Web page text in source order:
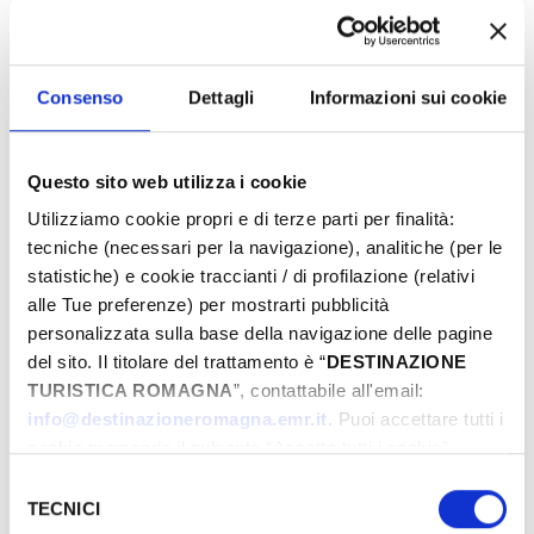
Consenso Dettagli Informazioni sui cookie
Questo sito web utilizza i cookie
Utilizziamo cookie propri e di terze parti per finalità:
tecniche (necessari per la navigazione), analitiche (per le
statistiche) e cookie traccianti / di profilazione (relativi
alle Tue preferenze) per mostrarti pubblicità
personalizzata sulla base della navigazione delle pagine
del sito. Il titolare del trattamento è “DESTINAZIONE
TURISTICA ROMAGNA”, contattabile all'email:
info@destinazioneromagna.emr.it. Puoi accettare tutti i
gestire le tue preferenze facendo clic su “Personalizza”.
delTECNICI
Junio-2024
Lun
Mar Mer Juev Vier Sab
Dom
27
28 29 30 31 01
02
18 21
23
24
25 26 27 28 29
30
01
02 03 04 05 06
INFORMAZIONI ­
IAT Riccione
0541426050